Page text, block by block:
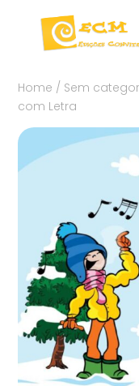
Home / Sem
com Letra